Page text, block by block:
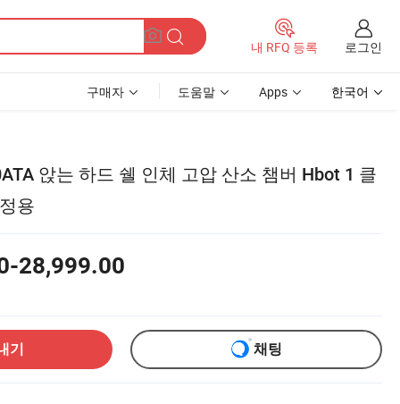
내 RFQ 등록 로그인
구매자 도움말 Apps 한국어
앉는 하드 쉘 인체 고압 산소 챔버 Hbot 1 클
용
28,999.00
기 채팅